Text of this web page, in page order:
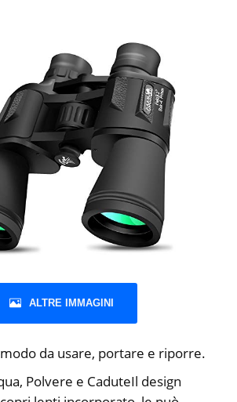
ALTRE IMMAGINI
da usare, portare e riporre.
Polvere e CaduteIl design